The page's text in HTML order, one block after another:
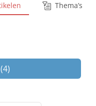
Thema’s